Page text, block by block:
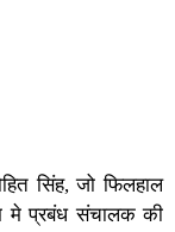
सिंह, जो फिलहाल
मे प्रबंध संचालक की